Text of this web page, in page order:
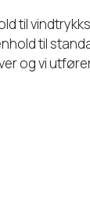
til
til
og vi